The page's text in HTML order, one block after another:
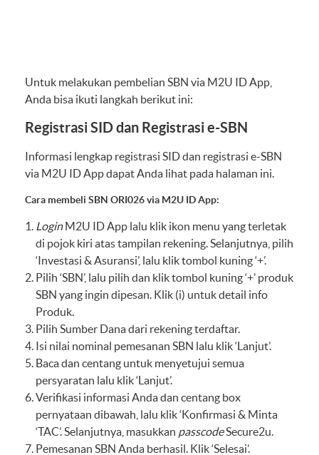
Untuk melakukan pembelian SBN via M2U ID App,
Anda bisa ikuti langkah berikut ini:
Registrasi SID dan Registrasi e-SBN
Informasi lengkap registrasi SID dan registrasi e-SBN
via M2U ID App dapat Anda lihat pada halaman ini.
Cara membeli SBN ORI026 via M2U ID App:
LoginM2U ID App lalu klik ikon menu yang terletak
di pojok kiri atas tampilan rekening. Selanjutnya, pilih
‘Investasi & Asuransi’, lalu klik tombol kuning ‘+’.
Pilih ‘SBN’, lalu pilih dan klik tombol kuning ‘+’ produk
SBN yang ingin dipesan. Klik (i) untuk detail info
Produk.
Pilih Sumber Dana dari rekening terdaftar.
Isi nilai nominal pemesanan SBN lalu klik ‘Lanjut’.
Baca dan centang untuk menyetujui semua
persyaratan lalu klik ‘Lanjut’.
Verifikasi informasi Anda dan centang box
pernyataan dibawah, lalu klik ‘Konfirmasi & Minta
‘TAC’. Selanjutnya, masukkan passcodeSecure2u.
Pemesanan SBN Anda berhasil. Klik ‘Selesai’.